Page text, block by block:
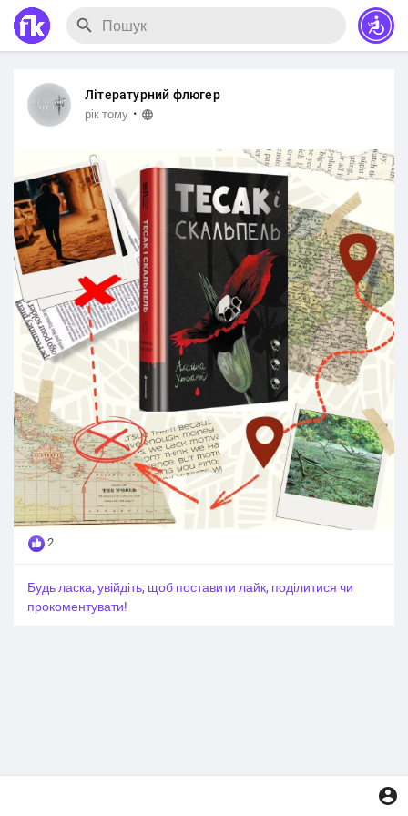
Літературний флюгер
рік тому ·
2
Будь ласка, увійдіть, щоб поставити лайк, поділитися чи
прокоментувати!